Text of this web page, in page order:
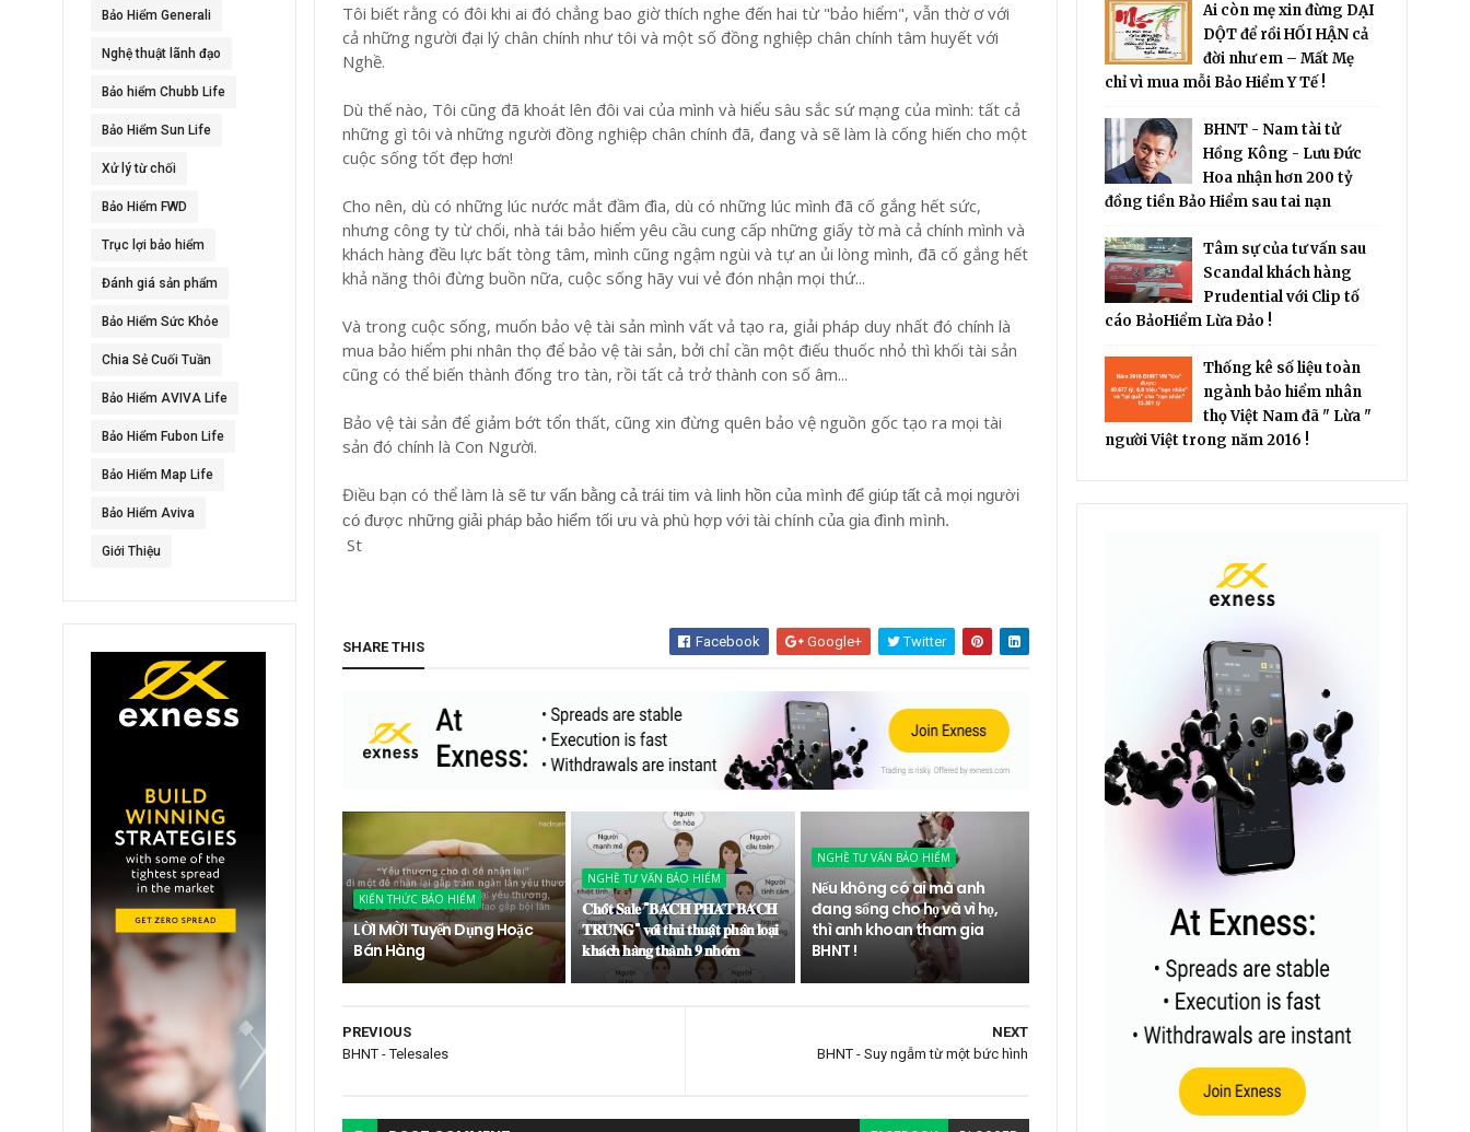
Bảo Hiểm Generali
Nghệ thuật lãnh đạo
Bảo hiểm Chubb Life
Bảo Hiểm Sun Life
Xử lý từ chối
Bảo Hiểm FWD
Trục lợi bảo hiểm
Đánh giá sản phẩm
Bảo Hiểm Sức Khỏe
Chia Sẻ Cuối Tuần
Bảo Hiểm AVIVA Life
Bảo Hiểm Fubon Life
Bảo Hiểm Map Life
Bảo Hiểm Aviva
Giới Thiệu
Tôi biết rằng có đôi khi ai đó chẳng bao giờ thích nghe đến hai từ "bảo hiểm", vẫn thờ ơ với
cả những người đại lý chân chính như tôi và một số đồng nghiệp chân chính tâm huyết với
Nghề.
Dù thế nào, Tôi cũng đã khoát lên đôi vai của mình và hiểu sâu sắc sứ mạng của mình: tất cả
những gì tôi và những người đồng nghiệp chân chính đã, đang và sẽ làm là cống hiến cho một
cuộc sống tốt đẹp hơn!
Cho nên, dù có những lúc nước mắt đầm đìa, dù có những lúc mình đã cố gắng hết sức,
nhưng công ty từ chối, nhà tái bảo hiểm yêu cầu cung cấp những giấy tờ mà cả chính mình và
khách hàng đều lực bất tòng tâm, mình cũng ngậm ngùi và tự an ủi lòng mình, đã cố gắng hết
khả năng thôi đừng buồn nữa, cuộc sống hãy vui vẻ đón nhận mọi thứ...
Và trong cuộc sống, muốn bảo vệ tài sản mình vất vả tạo ra, giải pháp duy nhất đó chính là
mua bảo hiểm phi nhân thọ để bảo vệ tài sản, bởi chỉ cần một điếu thuốc nhỏ thì khối tài sản
cũng có thể biến thành đống tro tàn, rồi tất cả trở thành con số âm...
Bảo vệ tài sản để giảm bớt tổn thất, cũng xin đừng quên bảo vệ nguồn gốc tạo ra mọi tài
sản đó chính là Con Người.
Điều bạn có thể làm làsẽ tư vấn bằng cả trái tim và linh hồn của mình để giúp tất cả mọi người
có được những giải pháp bảo hiểm tối ưu và phù hợp với tài chính của gia đình mình.
St
SHARE THIS Facebook Google+ Twitter
KIẾN THỨC BẢO HIỂM
LỜI MỜI Tuyển Dụng Hoặc
Bán Hàng
NGHỀ TƯ VẤN BẢO HIỂM
𝐂𝐡𝐨̂́𝐭 𝐒𝐚𝐥𝐞 "𝐁𝐀́𝐂𝐇 𝐏𝐇𝐀́𝐓 𝐁𝐀́𝐂𝐇
𝐓𝐑𝐔́𝐍𝐆" 𝐯𝐨̛́𝐢 𝐭𝐡𝐮̉ 𝐭𝐡𝐮𝐚̣̂𝐭 𝐩𝐡𝐚̂𝐧 𝐥𝐨𝐚̣𝐢
𝐤𝐡𝐚́𝐜𝐡 𝐡𝐚̀𝐧𝐠 𝐭𝐡𝐚̀𝐧𝐡 𝟗 𝐧𝐡𝐨́𝐦
NGHỀ TƯ VẤN BẢO HIỂM
Nếu không có ai mà anh
đang sống cho họ và vì họ,
thì anh khoan tham gia
BHNT !
NEXT
BHNT - Suy ngẫm từ một bức hình
PREVIOUS
BHNT - Telesales
Ai còn mẹ xin đừng DẠI
DỘT để rồi HỐI HẬN cả
đời như em – Mất Mẹ
chỉ vì mua mỗi Bảo Hiểm Y Tế !
BHNT - Nam tài tử
Hồng Kông - Lưu Đức
Hoa nhận hơn 200 tỷ
đồng tiền Bảo Hiểm sau tai nạn
Tâm sự của tư vấn sau
Scandal khách hàng
Prudential với Clip tố
cáo BảoHiểm Lừa Đảo !
Thống kê số liệu toàn
ngành bảo hiểm nhân
thọ Việt Nam đã " Lừa "
người Việt trong năm 2016 !